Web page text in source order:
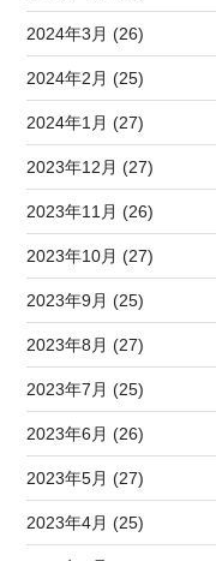
2024年3月 (26)
2024年2月 (25)
2024年1月 (27)
2023年12月 (27)
2023年11月 (26)
2023年10月 (27)
2023年9月 (25)
2023年8月 (27)
2023年7月 (25)
2023年6月 (26)
2023年5月 (27)
2023年4月 (25)